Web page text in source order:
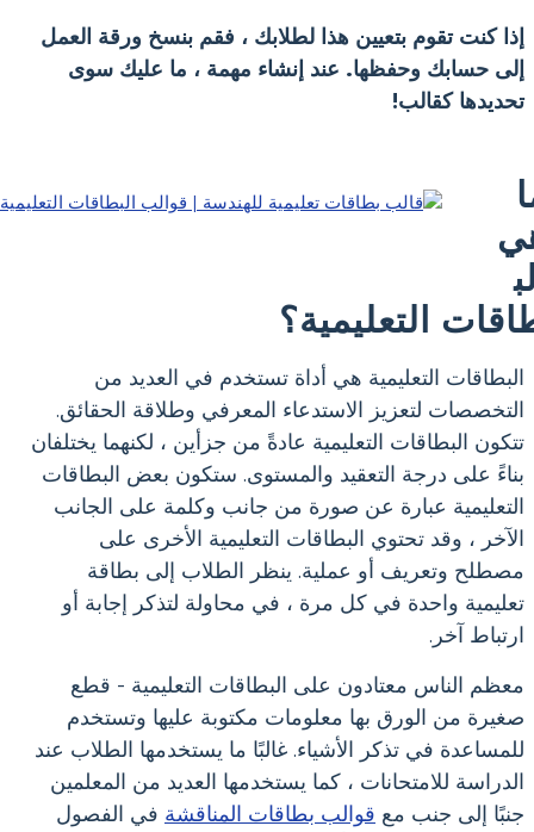
إذا كنت تقوم بتعيين هذا لطلابك ، فقم بنسخ ورقة العمل
إلى حسابك وحفظها. عند إنشاء مهمة ، ما عليك سوى
تحديدها كقالب!
التعليمية؟
البطاقات التعليمية هي أداة تستخدم في العديد من
التخصصات لتعزيز الاستدعاء المعرفي وطلاقة الحقائق.
تتكون البطاقات التعليمية عادةً من جزأين ، لكنهما يختلفان
بناءً على درجة التعقيد والمستوى. ستكون بعض البطاقات
التعليمية عبارة عن صورة من جانب وكلمة على الجانب
الآخر ، وقد تحتوي البطاقات التعليمية الأخرى على
مصطلح وتعريف أو عملية. ينظر الطلاب إلى بطاقة
تعليمية واحدة في كل مرة ، في محاولة لتذكر إجابة أو
ارتباط آخر.
معظم الناس معتادون على البطاقات التعليمية - قطع
صغيرة من الورق بها معلومات مكتوبة عليها وتستخدم
للمساعدة في تذكر الأشياء. غالبًا ما يستخدمها الطلاب عند
الدراسة للامتحانات ، كما يستخدمها العديد من المعلمين
جنبًا إلى جنب مع قوالب بطاقات المناقشة في الفصول